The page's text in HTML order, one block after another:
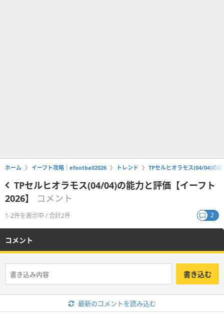
ホーム イーフト攻略｜efootball2026 トレンド TPセルヒオラモス(04/04)の
TPセルヒオラモス(04/04)の能力と評価【イーフト
2026】
コメント
1-2件を表示中 / 合計2件 2
コメント
書き込む
最新のコメントを読み込む